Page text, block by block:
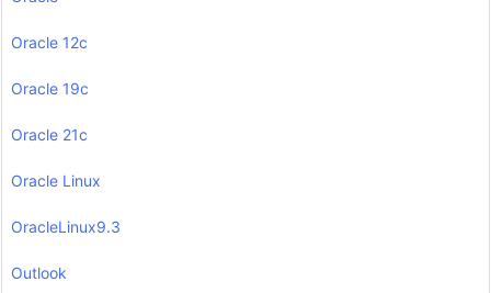
Oracle 12c
Oracle 19c
Oracle 21c
Oracle Linux
OracleLinux9.3
Outlook